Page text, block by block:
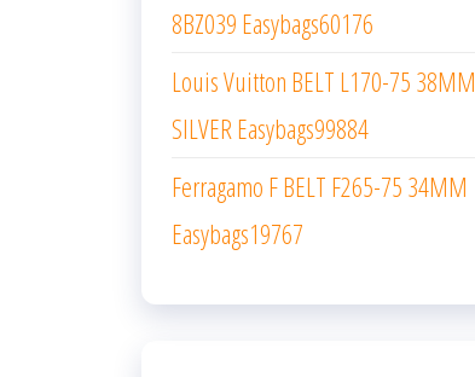
8BZ039 Easybags60176
Louis Vuitton BELT L170-75 38MM
SILVER Easybags99884
Ferragamo F BELT F265-75 34MM
Easybags19767